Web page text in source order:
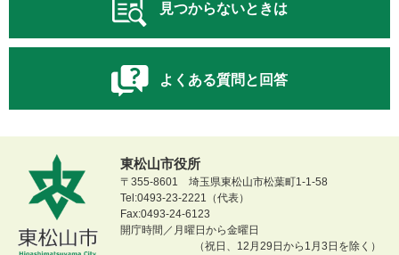
見つからないときは
よくある質問と回答
東松山市役所
〒355-8601 埼玉県東松山市松葉町1-1-58
Tel:0493-23-2221（代表）
Fax:0493-24-6123
開庁時間／月曜日から金曜日
（祝日、12月29日から1月3日を除く）